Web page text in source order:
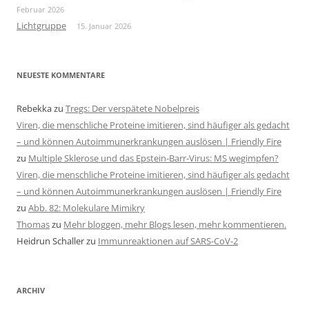
Februar 2026
Lichtgruppe 15. Januar 2026
NEUESTE KOMMENTARE
Rebekkazu Tregs: Der verspätete Nobelpreis
Viren, die menschliche Proteine imitieren, sind häufiger als gedacht
– und können Autoimmunerkrankungen auslösen | Friendly Fire
zu Multiple Sklerose und das Epstein-Barr-Virus: MS wegimpfen?
Viren, die menschliche Proteine imitieren, sind häufiger als gedacht
– und können Autoimmunerkrankungen auslösen | Friendly Fire
zu Abb. 82: Molekulare Mimikry
Thomaszu Mehr bloggen, mehr Blogs lesen, mehr kommentieren.
Heidrun Schallerzu Immunreaktionen auf SARS-CoV-2
ARCHIV